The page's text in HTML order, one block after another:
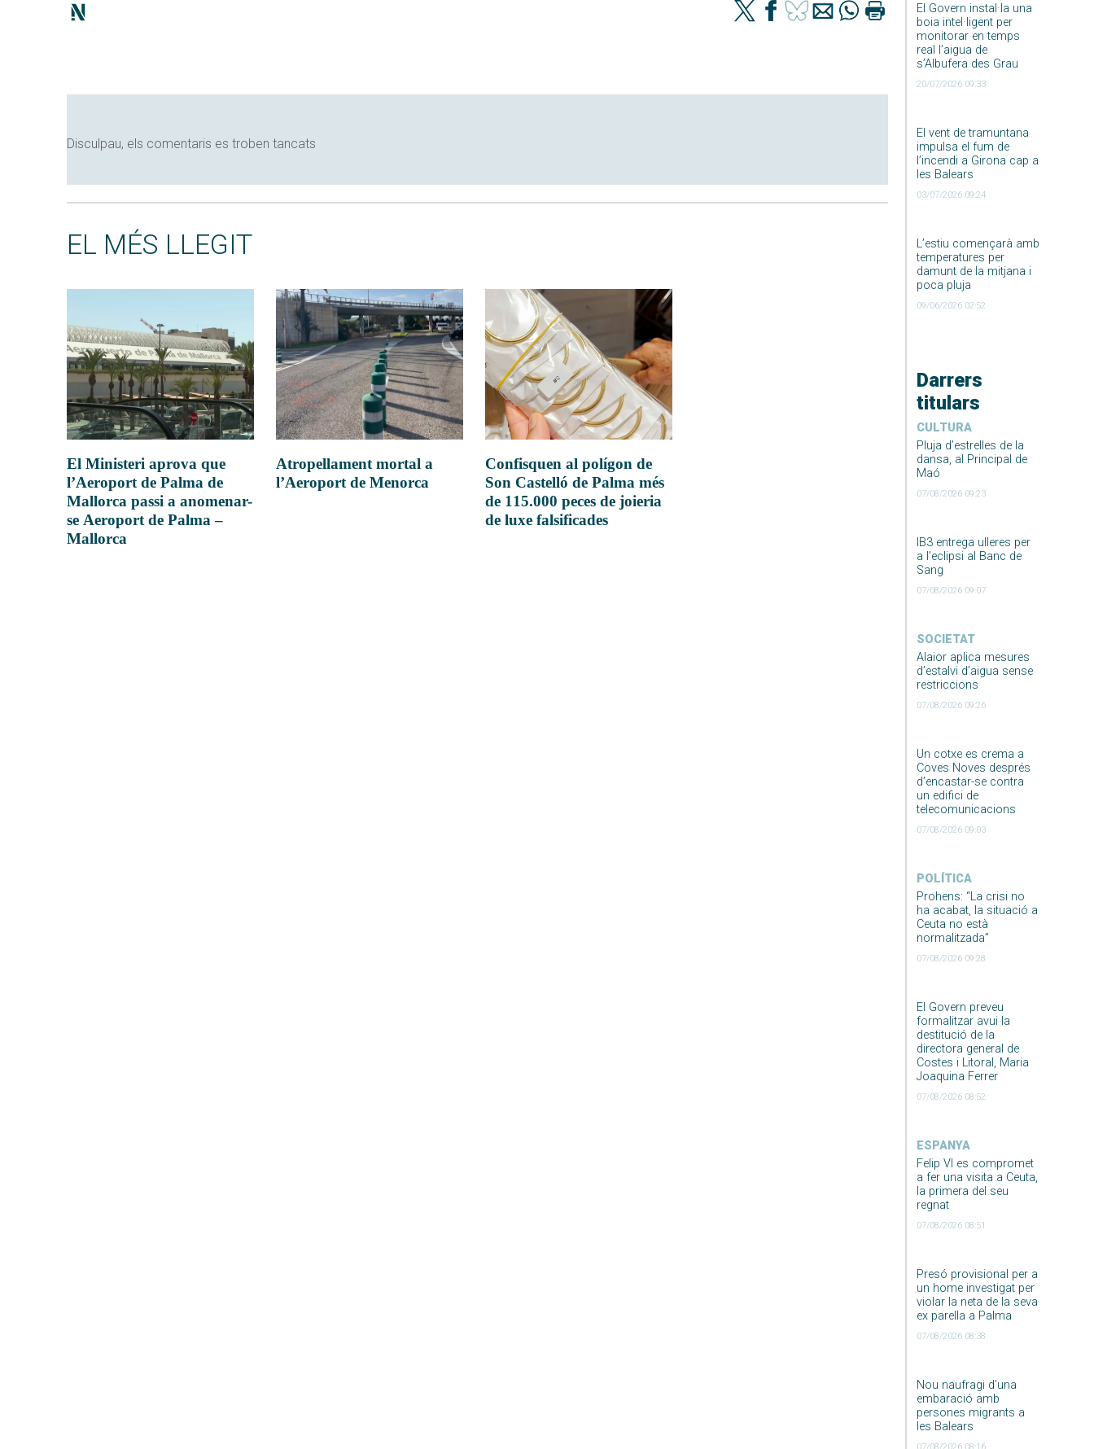
El Govern instal·la una
boia intel·ligent per
monitorar en temps
real l’aigua de
s’Albufera des Grau
20/07/2026 09:33
El vent de tramuntana
impulsa el fum de
l’incendi a Girona cap a
les Balears
03/07/2026 09:24
L’estiu començarà amb
temperatures per
damunt de la mitjana i
poca pluja
09/06/2026 02:52
Darrers
titulars
CULTURA
Pluja d’estrelles de la
dansa, al Principal de
Maó
07/08/2026 09:23
IB3 entrega ulleres per
a l’eclipsi al Banc de
Sang
07/08/2026 09:07
SOCIETAT
Alaior aplica mesures
d’estalvi d’aigua sense
restriccions
07/08/2026 09:26
Un cotxe es crema a
Coves Noves després
d’encastar-se contra
un edifici de
telecomunicacions
07/08/2026 09:03
POLÍTICA
Prohens: “La crisi no
ha acabat, la situació a
Ceuta no està
normalitzada”
07/08/2026 09:28
El Govern preveu
formalitzar avui la
destitució de la
directora general de
Costes i Litoral, Maria
Joaquina Ferrer
07/08/2026 08:52
ESPANYA
Felip VI es compromet
a fer una visita a Ceuta,
la primera del seu
regnat
07/08/2026 08:51
Presó provisional per a
un home investigat per
violar la neta de la seva
ex parella a Palma
07/08/2026 08:38
Nou naufragi d’una
embaració amb
persones migrants a
les Balears
07/08/2026 08:16
Disculpau, els comentaris es troben tancats
EL MÉS LLEGIT
El Ministeri aprova que
l’Aeroport de Palma de
Mallorca passi a anomenar-
se Aeroport de Palma –
Mallorca
Atropellament mortal a
l’Aeroport de Menorca
Confisquen al polígon de
Son Castelló de Palma més
de 115.000 peces de joieria
de luxe falsificades